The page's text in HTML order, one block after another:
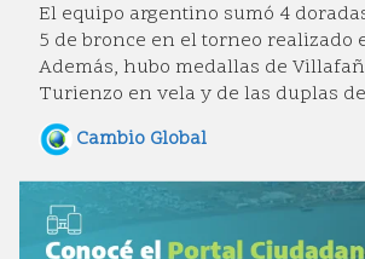
El equipo argentino sumó 4
5 de bronce en el torneo realizado
Además, hubo medallas de
Turienzo en vela y de las duplas
Cambio Global